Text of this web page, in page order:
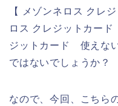
【 メゾンネロス クレ
ロス クレジットカー
ジットカード 使えな
ではないでしょうか？
なので、今回、こちら